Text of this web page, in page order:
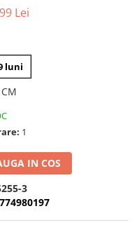
Lei
luni
1
IN COS
3